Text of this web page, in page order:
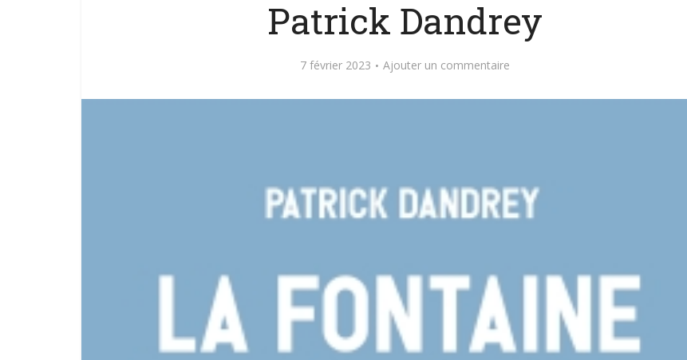
Patrick Dandrey
7 février 2023 Ajouter un commentaire